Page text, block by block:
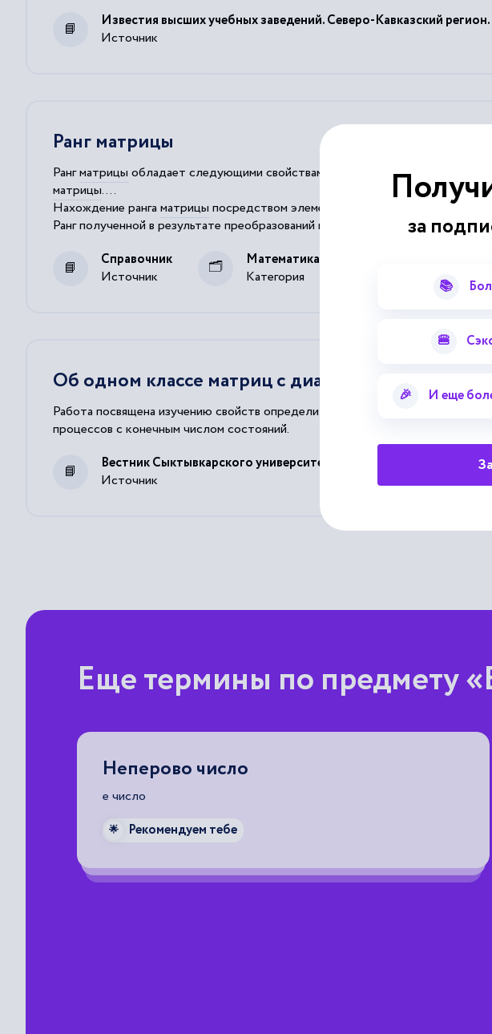
Источник
Известия высших учебных заведений. Северо-Кавказский
Ранг матрицы
Рангматрицы обладает следующими свойствами: Для нулевой
матрицы....
Нахождение ранга матрицы посредством элементарных преобразований
Ранг полученной в результате преобразований матрицы равен числу
Источник
Справочник
Категория
Математика
Об одном классе матриц с диагональным
Работа посвящена изучению свойств определителей одного класса
процессов с конечным числом состояний.
Источник
Вестник Сыктывкарского университета. Серия 1. Математика.
Еще термины по предмету
Неперово число
e число
🌟 Рекомендуем тебе
за
📚
🍔
🎉 И еще